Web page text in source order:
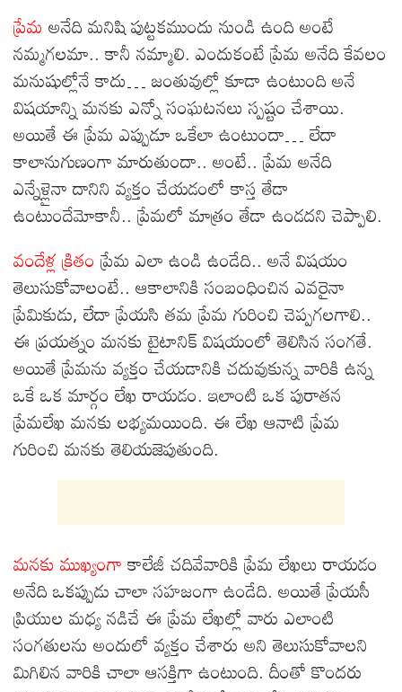
bo
ok
tt
er
ts
A
pp
eg
ra
m
se
ng
er
ail sa
ge
re
ప్రేమ అనేది మనిషి పుట్టకముందు నుండి ఉంది అంటే
నమ్మగలమా.. కానీ నమ్మాలి. ఎందుకంటే ప్రేమ అనేది కేవలం
మనుషుల్లోనే కాదు… జంతువుల్లో కూడా ఉంటుంది అనే
విషయాన్ని మనకు ఎన్నో సంఘటనలు స్పష్టం చేశాయి.
అయితే ఈ ప్రేమ ఎప్పుడూ ఒకేలా ఉంటుందా… లేదా
కాలానుగుణంగా మారుతుందా.. అంటే.. ప్రేమ అనేది
ఎన్నేళ్లైనా దానిని వ్యక్తం చేయడంలో కాస్త తేడా
ఉంటుందేమోకానీ.. ప్రేమలో మాత్రం తేడా ఉండదని చెప్పాలి.
వందేళ్ల క్రితం ప్రేమ ఎలా ఉండి ఉండేది.. అనే విషయం
తెలుసుకోవాలంటే.. ఆకాలానికి సంబంధించిన ఎవరైనా
ప్రేమికుడు, లేదా ప్రేయసి తమ ప్రేమ గురించి చెప్పగలగాలి..
ఈ ప్రయత్నం మనకు టైటానిక్ విషయంలో తెలిసిన సంగతే.
అయితే ప్రేమను వ్యక్తం చేయడానికి చదువుకున్న వారికి ఉన్న
ఒకే ఒక మార్గం లేఖ రాయడం. ఇలాంటి ఒక పురాతన
ప్రేమలేఖ మనకు లభ్యమయింది. ఈ లేఖ ఆనాటి ప్రేమ
గురించి మనకు తెలియజెపుతుంది.
మనకు ముఖ్యంగాకాలేజీ చదివేవారికి ప్రేమ లేఖలు రాయడం
అనేది ఒకప్పుడు చాలా సహజంగా ఉండేది. అయితే ప్రేయసీ
ప్రియుల మధ్య నడిచే ఈ ప్రేమ లేఖల్లో వారు ఎలాంటి
సంగతులను అందులో వ్యక్తం చేశారు అని తెలుసుకోవాలని
మిగిలిన వారికి చాలా ఆసక్తిగా ఉంటుంది. దీంతో కొందరు